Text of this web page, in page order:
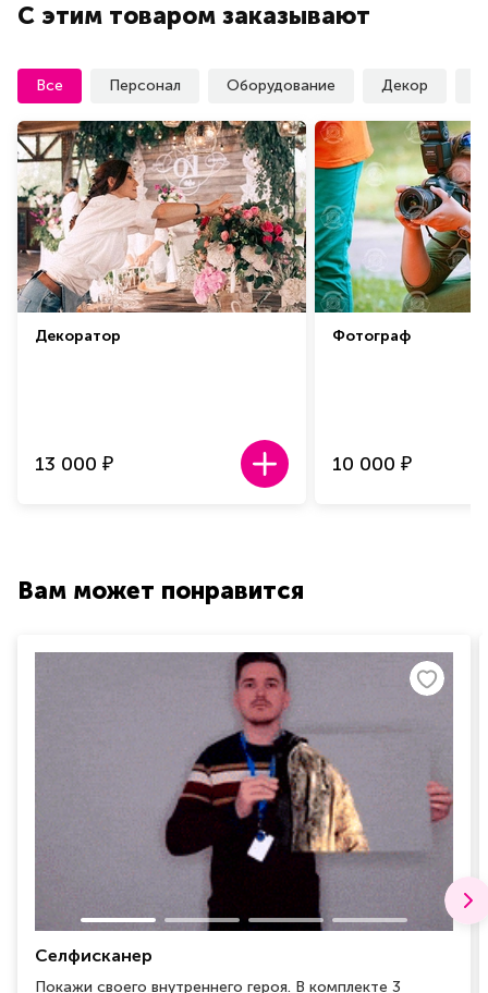
С этим товаром заказывают
Все Персонал Оборудование Декор
Декоратор
13 000 ₽
Фотограф
10 000 ₽
Вам может понравится
Селфисканер
Покажи своего внутреннего героя. В комплекте 3